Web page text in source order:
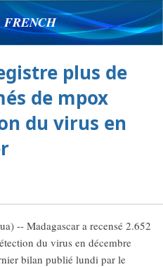
FRENCH
plus de
de mpox
du virus en
-- Madagascar a recensé 2.652
du virus en décembre
bilan publié lundi par le